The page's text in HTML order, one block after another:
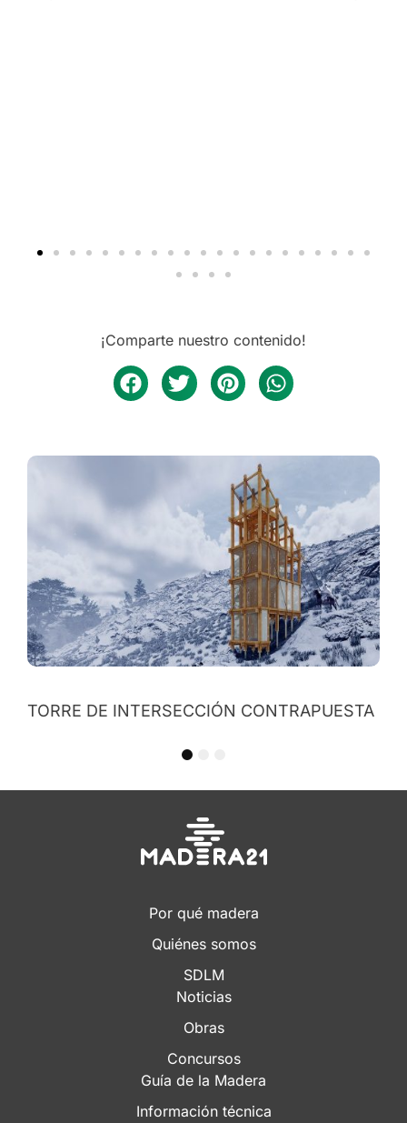
¡Comparte nuestro contenido!
TORRE DE INTERSECCIÓN CONTRAPUESTA
Por qué madera
Quiénes somos
SDLM
Noticias
Obras
Concursos
Guía de la Madera
Información técnica